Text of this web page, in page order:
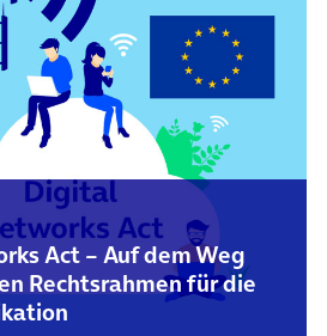
Act – Auf dem Weg
Rechtsrahmen für die